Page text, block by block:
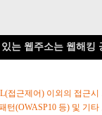
는 웹주소는 웹해킹
접근제어) 이외의 접근시
턴(OWASP10 등) 및 기